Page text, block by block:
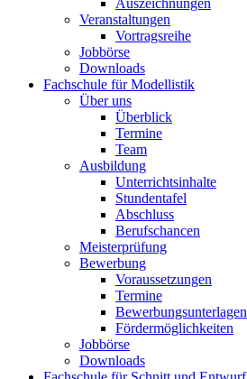
Auszeichnungen
Veranstaltungen
Vortragsreihe
Jobbörse
Downloads
Fachschule für Modellistik
Über uns
Überblick
Termine
Team
Ausbildung
Unterrichtsinhalte
Stundentafel
Abschluss
Berufschancen
Meisterprüfung
Bewerbung
Voraussetzungen
Termine
Bewerbungsunterlagen
Fördermöglichkeiten
Jobbörse
Downloads